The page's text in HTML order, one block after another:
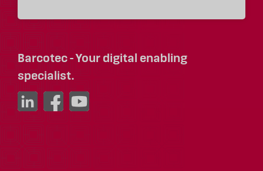
Barcotec - Your digital enabling
specialist.